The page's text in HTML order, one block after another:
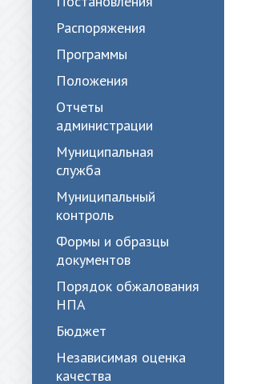
Распоряжения
Программы
Положения
Отчеты
администрации
Муниципальная
служба
Муниципальный
контроль
Формы и образцы
документов
Порядок обжалования
НПА
Бюджет
Независимая оценка
качества